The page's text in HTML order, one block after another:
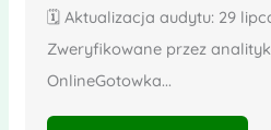
🗓️ Aktualizacja audytu: 29
Zweryfikowane przez
OnlineGotowka...